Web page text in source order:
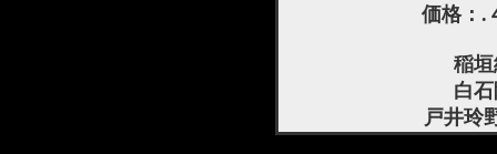
価格：.
稲
白
戸井玲